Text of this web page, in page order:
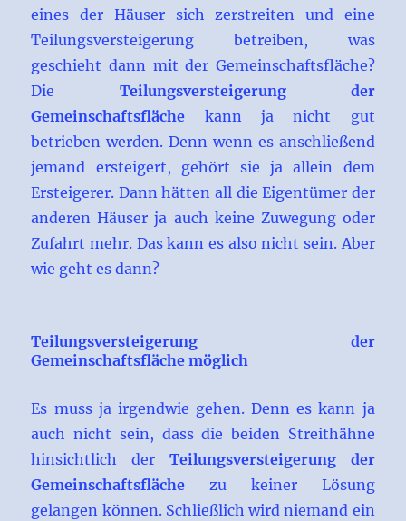
eines der Häuser sich zerstreiten und eine
Teilungsversteigerung betreiben, was
geschieht dann mit der Gemeinschaftsfläche?
Die Teilungsversteigerung der
Gemeinschaftsfläche kann ja nicht gut
betrieben werden. Denn wenn es anschließend
jemand ersteigert, gehört sie ja allein dem
Ersteigerer. Dann hätten all die Eigentümer der
anderen Häuser ja auch keine Zuwegung oder
Zufahrt mehr. Das kann es also nicht sein. Aber
wie geht es dann?
Teilungsversteigerung der
Gemeinschaftsfläche möglich
Es muss ja irgendwie gehen. Denn es kann ja
auch nicht sein, dass die beiden Streithähne
hinsichtlich der Teilungsversteigerung der
Gemeinschaftsfläche zu keiner Lösung
gelangen können. Schließlich wird niemand ein